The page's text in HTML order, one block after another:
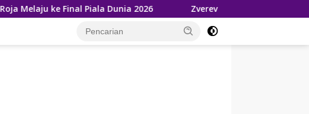
Final Piala Dunia 2026 Zverev Gagal Juara di Wimbledon